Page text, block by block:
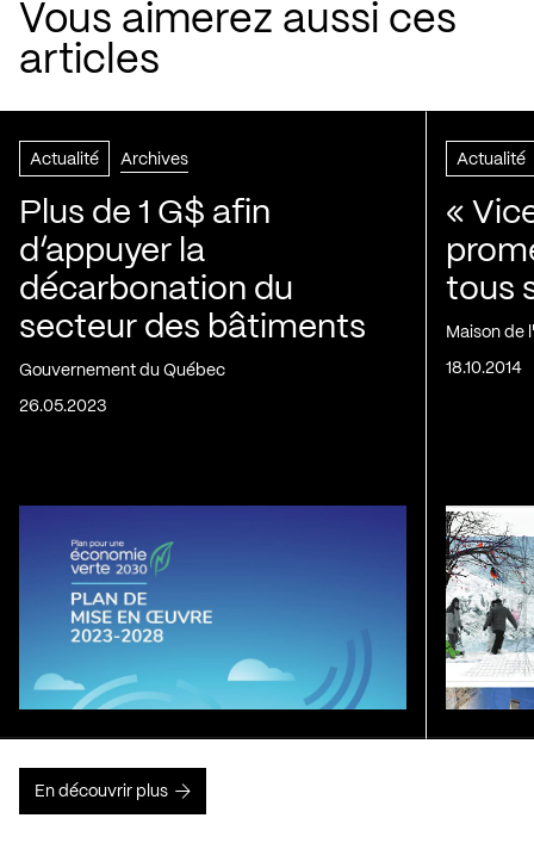
Vous aimerez aussi ces
articles
Actualité Archives
Plus de 1 G$ afin
d’appuyer la
décarbonation du
secteur des bâtiments
Gouvernement du Québec
26.05.2023
Actualité
«
tous
Maison de
18.10.2014
En découvrir plus